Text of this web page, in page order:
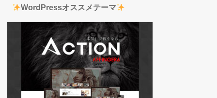
WordPressオススメテーマ